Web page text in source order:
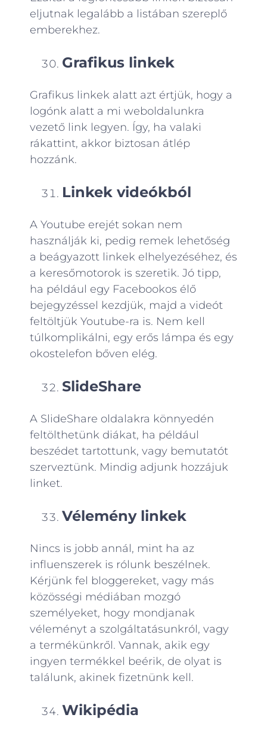
eljutnak legalább a listában szereplő
emberekhez.
Grafikus linkek
Grafikus linkek alatt azt értjük, hogy a
logónk alatt a mi weboldalunkra
vezető link legyen. Így, ha valaki
rákattint, akkor biztosan átlép
hozzánk.
Linkek videókból
A Youtube erejét sokan nem
használják ki, pedig remek lehetőség
a beágyazott linkek elhelyezéséhez, és
a keresőmotorok is szeretik. Jó tipp,
ha például egy Facebookos élő
bejegyzéssel kezdjük, majd a videót
feltöltjük Youtube-ra is. Nem kell
túlkomplikálni, egy erős lámpa és egy
okostelefon bőven elég.
SlideShare
A SlideShare oldalakra könnyedén
feltölthetünk diákat, ha például
beszédet tartottunk, vagy bemutatót
szerveztünk. Mindig adjunk hozzájuk
linket.
Vélemény linkek
Nincs is jobb annál, mint ha az
influenszerek is rólunk beszélnek.
Kérjünk fel bloggereket, vagy más
közösségi médiában mozgó
személyeket, hogy mondjanak
véleményt a szolgáltatásunkról, vagy
a termékünkről. Vannak, akik egy
ingyen termékkel beérik, de olyat is
találunk, akinek fizetnünk kell.
Wikipédia